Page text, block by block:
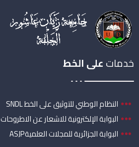
خدماتعلى الخط
النظام الوطني للتوثيق على الخط SNDL
البوابة الإلكترونية للاشعار عن الاطروحات PNST
البوابة الجزائرية للمجلات العلميةASJP